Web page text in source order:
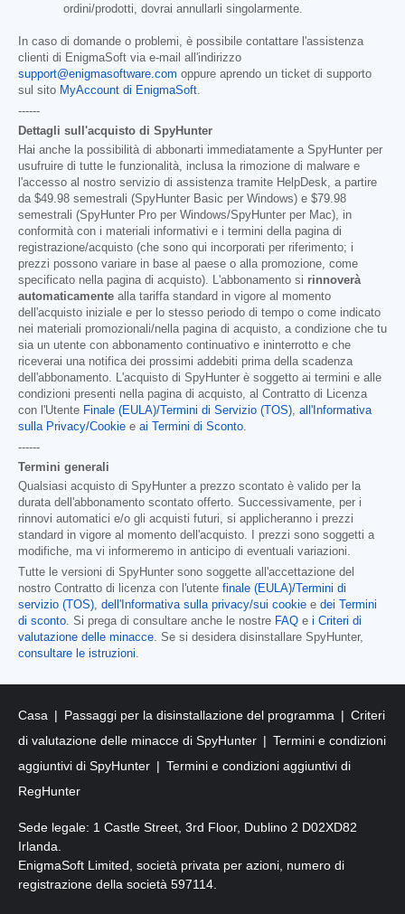
ordini/prodotti, dovrai annullarli singolarmente.
In caso di domande o problemi, è possibile contattare l'assistenza
clienti di EnigmaSoft via e-mail all'indirizzo
support@enigmasoftware.com oppure aprendo un ticket di supporto
sul sito MyAccount di EnigmaSoft
------
Dettagli sull'acquisto di SpyHunter
Hai anche la possibilità di abbonarti immediatamente a SpyHunter per
usufruire di tutte le funzionalità, inclusa la rimozione di malware e
l'accesso al nostro servizio di assistenza tramite HelpDesk, a partire
da $49.98 semestrali (SpyHunter Basic per Windows) e $79.98
semestrali (SpyHunter Pro per Windows/SpyHunter per Mac), in
conformità con i materiali informativi e i termini della pagina di
registrazione/acquisto (che sono qui incorporati per riferimento; i
prezzi possono variare in base al paese o alla promozione, come
specificato nella pagina di acquisto). L'abbonamento si rinnoverà
automaticamente alla tariffa standard in vigore al momento
dell'acquisto iniziale e per lo stesso periodo di tempo o come indicato
nei materiali promozionali/nella pagina di acquisto, a condizione che tu
sia un utente con abbonamento continuativo e ininterrotto e che
riceverai una notifica dei prossimi addebiti prima della scadenza
dell'abbonamento. L'acquisto di SpyHunter è soggetto ai termini e alle
condizioni presenti nella pagina di acquisto, al Contratto di Licenza
con l'Utente Finale (EULA)/Termini di Servizio (TOS) all'Informativa
sulla Privacy/Cookie e ai Termini di Sconto
------
Termini generali
Qualsiasi acquisto di SpyHunter a prezzo scontato è valido per la
durata dell'abbonamento scontato offerto. Successivamente, per i
rinnovi automatici e/o gli acquisti futuri, si applicheranno i prezzi
standard in vigore al momento dell'acquisto. I prezzi sono soggetti a
modifiche, ma vi informeremo in anticipo di eventuali variazioni.
Tutte le versioni di SpyHunter sono soggette all'accettazione del
nostro Contratto di licenza con l'utente finale (EULA)/Termini di
servizio (TOS) dell'Informativa sulla privacy/sui cookie e dei Termini
di sconto . Si prega di consultare anche le nostre FAQ e i Criteri di
valutazione delle minacce . Se si desidera disinstallare SpyHunter,
consultare le istruzioni
Casa Passaggi per la disinstallazione del programma
Criteri
di valutazione delle minacce di SpyHunter
Termini e condizioni
aggiuntivi di SpyHunter
Termini e condizioni aggiuntivi di
RegHunter
Sede legale: 1 Castle Street, 3rd Floor, Dublino 2 D02XD82
Irlanda.
EnigmaSoft Limited, società privata per azioni, numero di
registrazione della società 597114.